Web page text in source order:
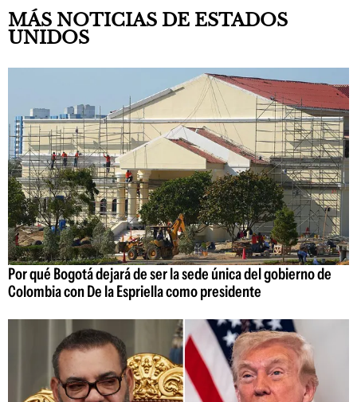
MÁS NOTICIAS DE ESTADOS
UNIDOS
Por qué Bogotá dejará de ser la sede única del gobierno de
Colombia con De la Espriella como presidente